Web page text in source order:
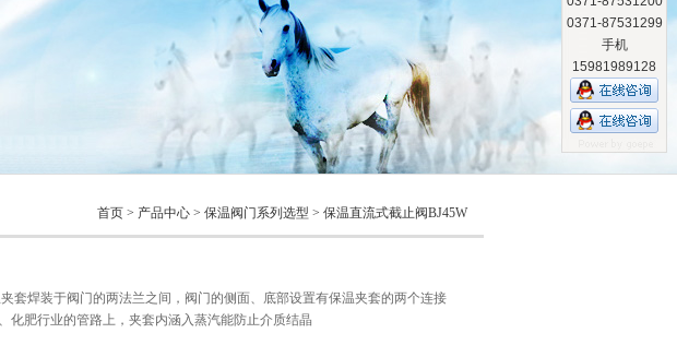
首页 > 产品中心 > 保温阀门系列选型 > 保温直流式截止阀BJ45W
套焊装于阀门的两法兰之间，阀门的侧面、底部设置有保温夹套的两个连接
化肥行业的管路上，夹套内涵入蒸汽能防止介质结晶
0371-87531299
手机
15981989128